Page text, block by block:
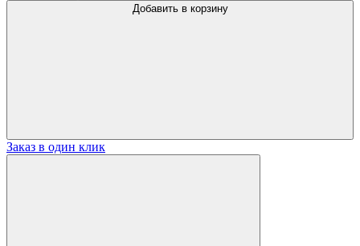
Добавить в корзину
Заказ в один клик